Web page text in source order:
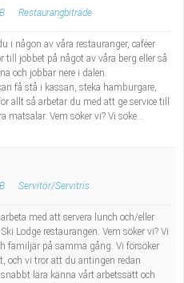
Restaurangbiträde
i någon av våra restauranger, caféer
till jobbet på något av våra berg eller så
och jobbar nere i dalen.
få stå i kassan, steka hamburgare,
allt så arbetar du med att ge service till
matsalar. Vem söker vi? Vi söke...
Servitör/Servitris
med att servera lunch och/eller
Lodge restaurangen. Vem söker vi? Vi
familjär på samma gång. Vi försöker
och vi tror att du antingen redan
lära känna vårt arbetssätt och